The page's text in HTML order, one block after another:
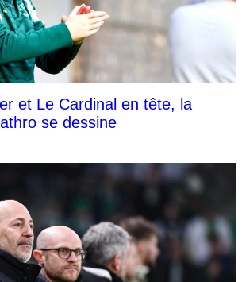
et Le Cardinal en tête, la
se dessine